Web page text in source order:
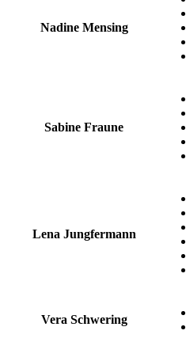
Nadine Mensing
Sabine Fraune
Lena Jungfermann
Vera Schwering